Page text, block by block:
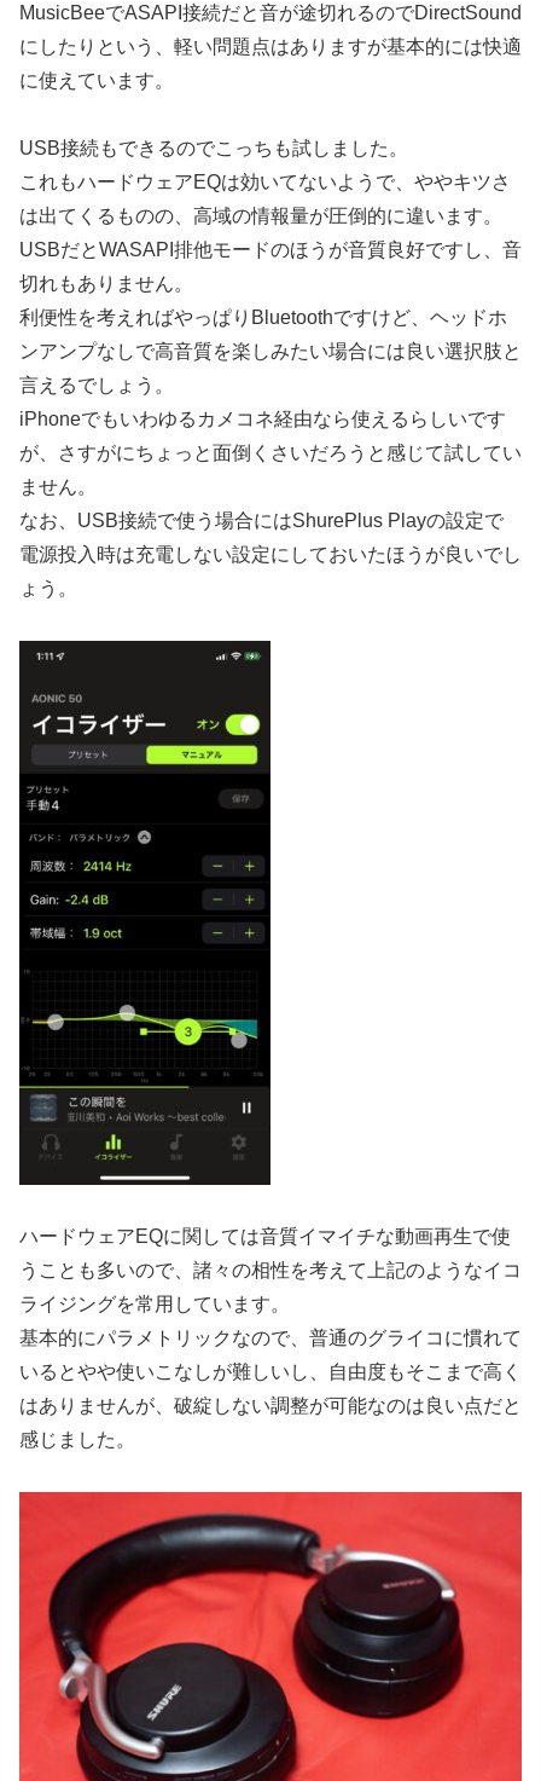
MusicBeeでASAPI接続だと音が途切れるのでDirectSound
にしたりという、軽い問題点はありますが基本的には快適
に使えています。
USB接続もできるのでこっちも試しました。
これもハードウェアEQは効いてないようで、ややキツさ
は出てくるものの、高域の情報量が圧倒的に違います。
USBだとWASAPI排他モードのほうが音質良好ですし、音
切れもありません。
利便性を考えればやっぱりBluetoothですけど、ヘッドホ
ンアンプなしで高音質を楽しみたい場合には良い選択肢と
言えるでしょう。
iPhoneでもいわゆるカメコネ経由なら使えるらしいです
が、さすがにちょっと面倒くさいだろうと感じて試してい
ません。
なお、USB接続で使う場合にはShurePlus Playの設定で
電源投入時は充電しない設定にしておいたほうが良いでし
ょう。
ハードウェアEQに関しては音質イマイチな動画再生で使
うことも多いので、諸々の相性を考えて上記のようなイコ
ライジングを常用しています。
基本的にパラメトリックなので、普通のグライコに慣れて
いるとやや使いこなしが難しいし、自由度もそこまで高く
はありませんが、破綻しない調整が可能なのは良い点だと
感じました。